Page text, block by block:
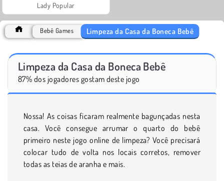
Lady Popular
Bebê Games Limpeza da Casa da Boneca Bebê
Limpeza da Casa da Boneca Bebê
87% dos jogadores gostam deste jogo
Nossa! As coisas ficaram realmente bagunçadas nesta
casa. Você consegue arrumar o quarto do bebê
primeiro neste jogo online de limpeza? Você precisará
colocar tudo de volta nos locais corretos, remover
todas as teias de aranha e mais.